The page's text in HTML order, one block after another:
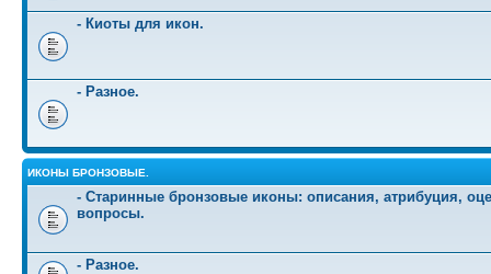
- Киоты для икон.
- Разное.
ИКОНЫ БРОНЗОВЫЕ.
- Старинные бронзовые иконы: описания, атрибуция,
вопросы.
- Разное.